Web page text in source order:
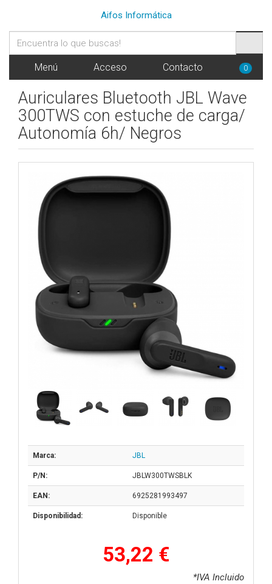
Aifos Informática
Menú Acceso Contacto 0
Auriculares Bluetooth JBL Wave
300TWS con estuche de carga/
Autonomía 6h/ Negros
Marca: JBL
P/N: JBLW300TWSBLK
EAN: 6925281993497
Disponibilidad: Disponible
53,22 €
*IVA Incluido